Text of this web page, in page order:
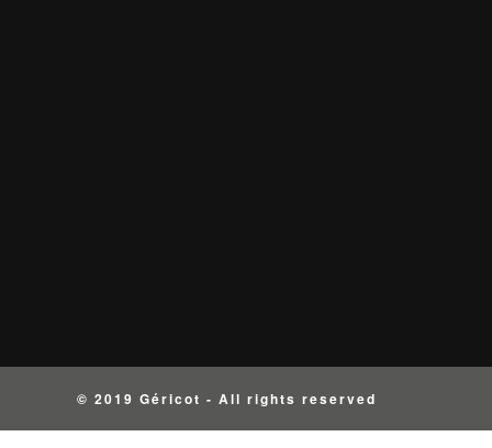
© 2019 Géricot - All rights reserved